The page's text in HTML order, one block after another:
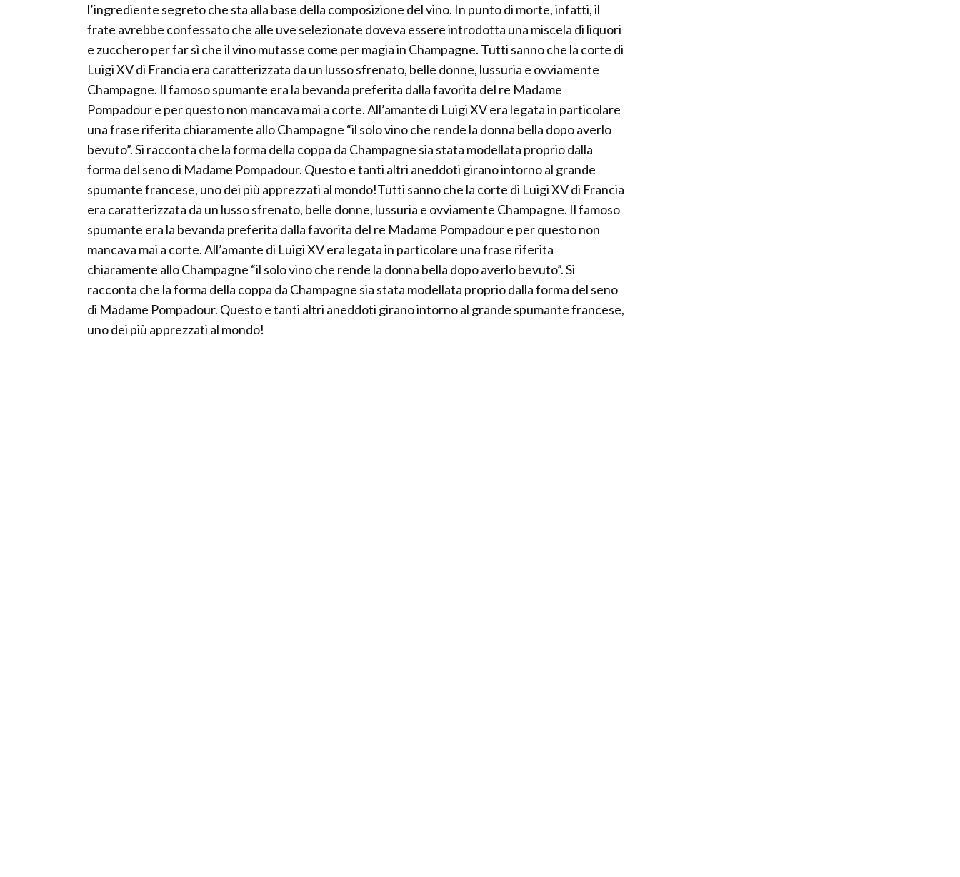
l’ingrediente segreto che sta alla base della composizione del vino. In punto di morte, infatti, il
frate avrebbe confessato che alle uve selezionate doveva essere introdotta una miscela di liquori
e zucchero per far sì che il vino mutasse come per magia in Champagne. Tutti sanno che la corte di
Luigi XV di Francia era caratterizzata da un lusso sfrenato, belle donne, lussuria e ovviamente
Champagne. Il famoso spumante era la bevanda preferita dalla favorita del re Madame
Pompadour e per questo non mancava mai a corte. All’amante di Luigi XV era legata in particolare
una frase riferita chiaramente allo Champagne “il solo vino che rende la donna bella dopo averlo
bevuto”. Si racconta che la forma della coppa da Champagne sia stata modellata proprio dalla
forma del seno di Madame Pompadour. Questo e tanti altri aneddoti girano intorno al grande
spumante francese, uno dei più apprezzati al mondo!Tutti sanno che la corte di Luigi XV di Francia
era caratterizzata da un lusso sfrenato, belle donne, lussuria e ovviamente Champagne. Il famoso
spumante era la bevanda preferita dalla favorita del re Madame Pompadour e per questo non
mancava mai a corte. All’amante di Luigi XV era legata in particolare una frase riferita
chiaramente allo Champagne “il solo vino che rende la donna bella dopo averlo bevuto”. Si
racconta che la forma della coppa da Champagne sia stata modellata proprio dalla forma del seno
di Madame Pompadour. Questo e tanti altri aneddoti girano intorno al grande spumante francese,
uno dei più apprezzati al mondo!